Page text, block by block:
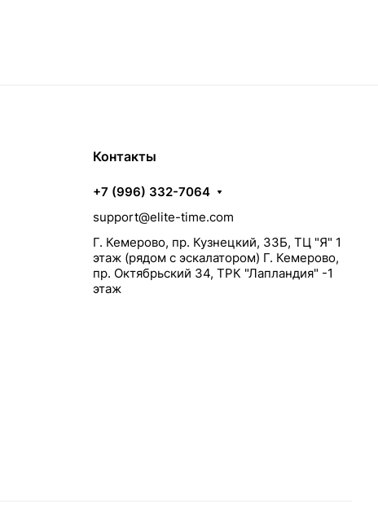
Контакты
+7 (996) 332-7064
support@elite-time.com
Г. Кемерово, пр. Кузнецкий, 33Б, ТЦ "Я" 1
этаж (рядом с эскалатором) Г. Кемерово,
пр. Октябрьский 34, ТРК "Лапландия" -1
этаж